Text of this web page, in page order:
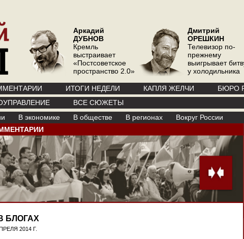
Аркадий
ДУБНОВ
Кремль
выстраивает
«Постсоветское
пространство 2.0»
Дмитрий
ОРЕШКИН
Телевизор по-
прежнему
выигрывает
у холодильника
ИТОГИ НЕДЕЛИ КАПЛЯ ЖЕЛЧИ
БЮРО
ВСЕ СЮЖЕТЫ
В экономике В обществе В регионах Вокруг России
БЛОГАХ
2014 Г.